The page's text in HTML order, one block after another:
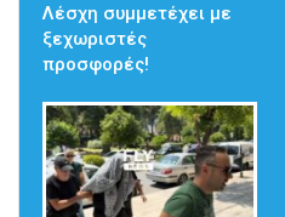
Λέσχη συμμετέχει με
ξεχωριστές
προσφορές!